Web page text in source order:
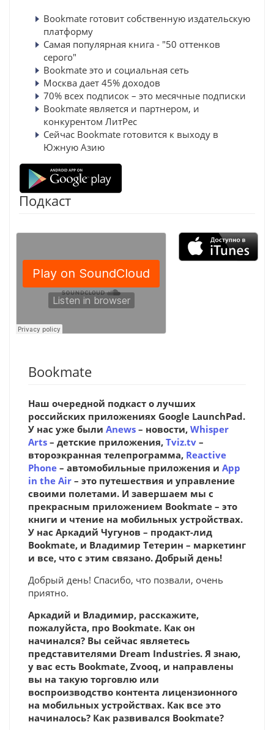
Bookmate готовит собственную издательскую
платформу
Самая популярная книга - "50 оттенков
серого"
Bookmate это и социальная сеть
Москва дает 45% доходов
70% всех подписок – это месячные подписки
Bookmate является и партнером, и
конкурентом ЛитРес
Сейчас Bookmate готовится к выходу в
Южную Азию
Подкаст
Bookmate
Наш очередной подкаст о лучших
российских приложениях Google LaunchPad.
У нас уже были Anews – новости, Whisper
Arts – детские приложения, Tviz.tv –
второэкранная телепрограмма, Reactive
Phone – автомобильные приложения и App
in the Air – это путешествия и управление
своими полетами. И завершаем мы с
прекрасным приложением Bookmate – это
книги и чтение на мобильных устройствах.
У нас Аркадий Чугунов – продакт-лид
Bookmate, и Владимир Тетерин – маркетинг
и все, что с этим связано. Добрый день!
Добрый день! Спасибо, что позвали, очень
приятно.
Аркадий и Владимир, расскажите,
пожалуйста, про Bookmate. Как он
начинался? Вы сейчас являетесь
представителями Dream Industries. Я знаю,
у вас есть Bookmate, Zvooq, и направлены
вы на такую торговлю или
воспроизводство контента лицензионного
на мобильных устройствах. Как все это
начиналось? Как развивался Bookmate?